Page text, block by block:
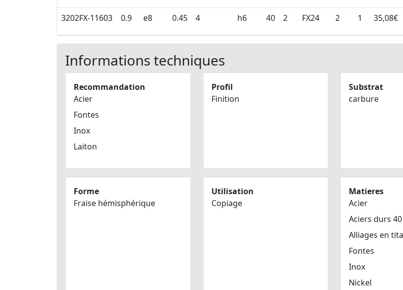
3202FX-11603 0.9 e8 0.45 4 h6 40 2 FX24 2 1 35,08€
Informations techniques
Recommandation
Acier
Fontes
Inox
Laiton
Profil
Finition
Substrat
carbure
Forme
Fraise hémisphérique
Utilisation
Copiage
Matieres
Acier
Aciers durs 40
Alliages en
Fontes
Inox
Nickel